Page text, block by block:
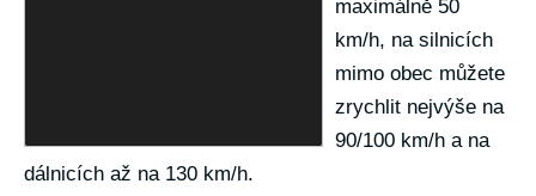
maximálně 50
km/h, na silnicích
mimo obec můžete
zrychlit nejvýše na
90/100 km/h a na
dálnicích až na 130 km/h.